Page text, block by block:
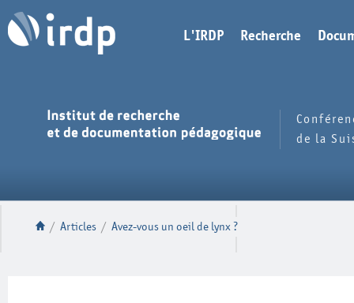
L'IRDP Recherche
de la
/ Articles / Avez-vous un oeil de lynx ?